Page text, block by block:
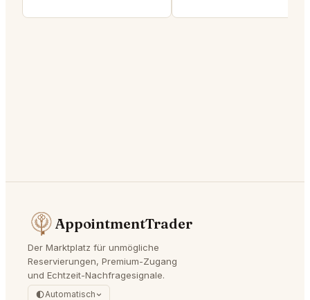
AppointmentTrader
Der Marktplatz für unmögliche
Reservierungen, Premium-Zugang
und Echtzeit-Nachfragesignale.
Automatisch